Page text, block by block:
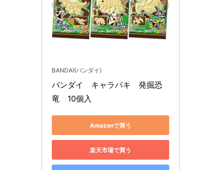
BANDAI(バンダイ)
バンダイ　キャラパキ　発掘恐
竜　10個入
Amazonで買う
楽天市場で買う